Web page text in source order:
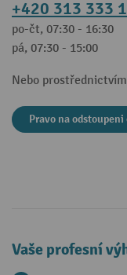
+420 313 333
po-čt, 07:30 - 16:30
pá, 07:30 - 15:00
Nebo
Pravo na
Vaše profesní